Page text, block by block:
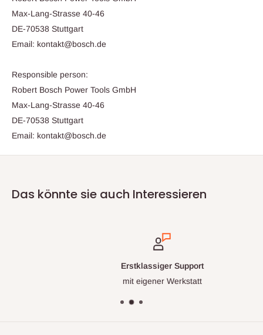
Max-Lang-Strasse 40-46
DE-70538 Stuttgart
Email: kontakt@bosch.de
Responsible person:
Robert Bosch Power Tools GmbH
Max-Lang-Strasse 40-46
DE-70538 Stuttgart
Email: kontakt@bosch.de
Das könnte sie auch Interessieren
Erstklassiger Support
mit eigener Werkstatt